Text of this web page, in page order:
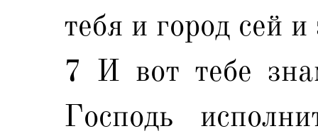
тебя и город сей
7 И вот тебе
Господь